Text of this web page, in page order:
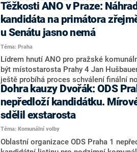
tom, koho by do bitvy o Hrad mohla
koalice. Někteří političtí komentátoři
jméno premiéra Andreje Babiše (ANO).
pravděpodobné, že se v prezidentských
bude znovu opakovat souboj z roku
Těžkosti ANO v Praze:
kandidáta na primátora
u Senátu jasno nemá
Téma: Praha
Lídrem hnutí ANO pro pražské
být místostarosta Prahy 4 Jan
ještě probíhá proces schválení finální
Jana Hušbauera Výborem hnutí ANO,“
redakci místopředseda pražského ANO
Benkovič. O Hušbauerovi se
náhradníkovi v čele pražské kandidátky
rezignoval po sérii nejasností v
přiznáních a pořizování bytů Ondřej
Dohra kauzy Dvořák: ODS
nepředloží kandidátku.
sdělil exstarosta
Téma: Komunální volby
Oblastní organizace ODS Praha 1